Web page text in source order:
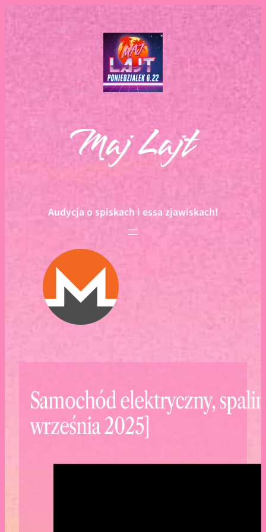
Maj Lajt
Audycja o spiskach i essa zjawiskach!
Samochód elektryczny,
września 2025]